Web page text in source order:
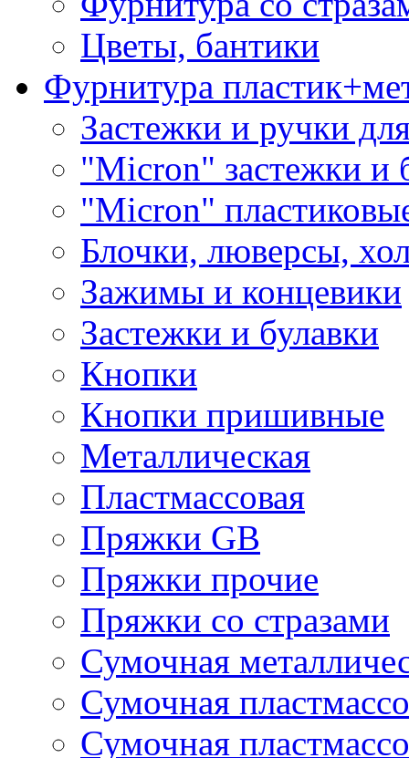
Цветы, бантики
Фурнитура
Застежки и ручки
"Micron" застежки и
"Micron"
Блочки, люверсы,
Зажимы и концевики
Застежки и булавки
Кнопки
Кнопки пришивные
Металлическая
Пластмассовая
Пряжки GB
Пряжки прочие
Пряжки со стразами
Сумочная
Сумочная
Сумочная